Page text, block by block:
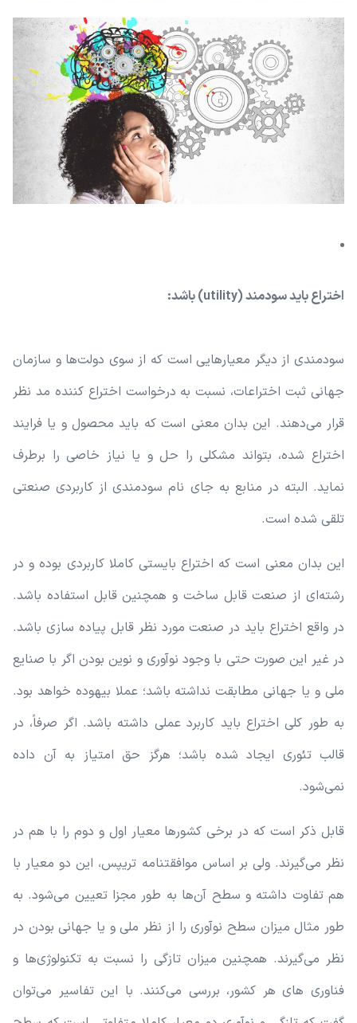
اختراع باید سودمند (utility) باشد:
سودمندی از دیگر معیارهایی است که از سوی دولت‌ها و سازمان
جهانی ثبت اختراعات، نسبت به درخواست اختراع کننده مد نظر
قرار می‌دهند. این بدان معنی است که باید محصول و یا فرایند
اختراع شده، بتواند مشکلی را حل و یا نیاز خاصی را برطرف
نماید. البته در منابع به جای نام سودمندی از کاربردی صنعتی
تلقی شده است.
این بدان معنی است که اختراع بایستی کاملا کاربردی بوده و در
رشته‌ای از صنعت قابل ساخت و همچنین قابل استفاده باشد.
در واقع اختراع باید در صنعت مورد نظر قابل پیاده سازی باشد.
در غیر این صورت حتی با وجود نوآوری و نوین بودن اگر با صنایع
ملی و یا جهانی مطابقت نداشته باشد؛ عملا بیهوده خواهد بود.
به طور کلی اختراع باید کاربرد عملی داشته باشد. اگر صرفاً، در
قالب تئوری ایجاد شده باشد؛ هرگز حق امتیاز به آن داده
نمی‌شود.
قابل ذکر است که در برخی کشورها معیار اول و دوم را با هم در
نظر می‌گیرند. ولی بر اساس موافقتنامه تریپس، این دو معیار با
هم تفاوت داشته و سطح آن‌ها به طور مجزا تعیین می‌شود. به
طور مثال میزان سطح نوآوری را از نظر ملی و یا جهانی بودن در
نظر می‌گیرند. همچنین میزان تازگی را نسبت به تکنولوژی‌ها و
فناوری های هر کشور، بررسی می‌کنند. با این تفاسیر می‌توان